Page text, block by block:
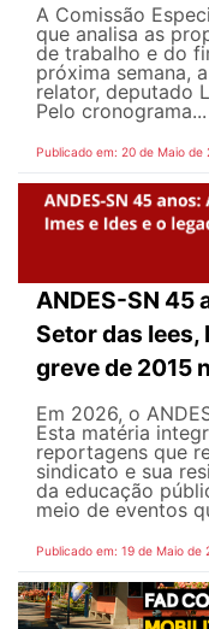
A Comissão
que analisa as
de trabalho e do
próxima semana,
relator, deputado
Pelo cronograma...
Publicado em: 20 de Maio de
ANDES-SN 45
Setor das Iees,
greve de 2015
Em 2026, o
Esta matéria
reportagens que
sindicato e sua
da educação
meio de eventos
Publicado em: 19 de Maio de